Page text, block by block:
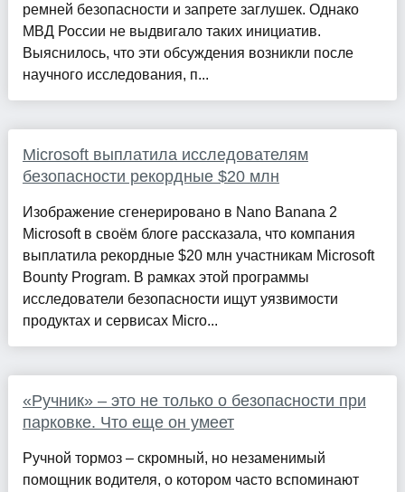
ремней безопасности и запрете заглушек. Однако
МВД России не выдвигало таких инициатив.
Выяснилось, что эти обсуждения возникли после
научного исследования, п...
Microsoft выплатила исследователям
безопасности рекордные $20 млн
Изображение сгенерировано в Nano Banana 2
Microsoft в своём блоге рассказала, что компания
выплатила рекордные $20 млн участникам Microsoft
Bounty Program. В рамках этой программы
исследователи безопасности ищут уязвимости
продуктах и сервисах Micro...
«Ручник» – это не только о безопасности при
парковке. Что еще он умеет
Ручной тормоз – скромный, но незаменимый
помощник водителя, о котором часто вспоминают